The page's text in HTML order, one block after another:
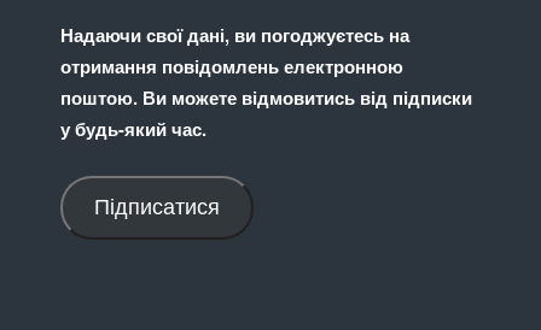
Надаючи свої дані, ви погоджуєтесь на
отримання повідомлень електронною
поштою. Ви можете відмовитись від підписки
у будь-який час.
Підписатися